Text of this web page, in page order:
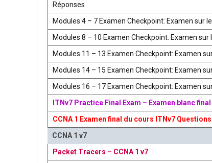
Réponses
Modules 4 – 7 Examen Checkpoint: Examen sur
Modules 8 – 10 Examen Checkpoint: Examen
Modules 11 – 13 Examen Checkpoint: Examen
Modules 14 – 15 Examen Checkpoint: Examen
Modules 16 – 17 Examen Checkpoint: Examen
ITNv7 Practice Final Exam – Examen blanc
CCNA 1 Examen final du cours ITNv7
CCNA 1 v7
Packet Tracers – CCNA 1 v7